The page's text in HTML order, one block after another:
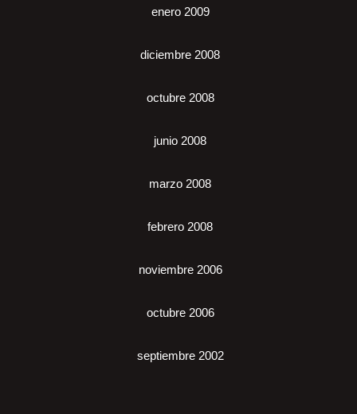
enero 2009
diciembre 2008
octubre 2008
junio 2008
marzo 2008
febrero 2008
noviembre 2006
octubre 2006
septiembre 2002